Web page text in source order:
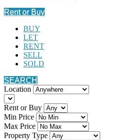
Rent or Buy
BUY
LET
RENT
SELL
SOLD
SEARCH
Location
Rent or Buy
Min Price
Max Price
Property Type